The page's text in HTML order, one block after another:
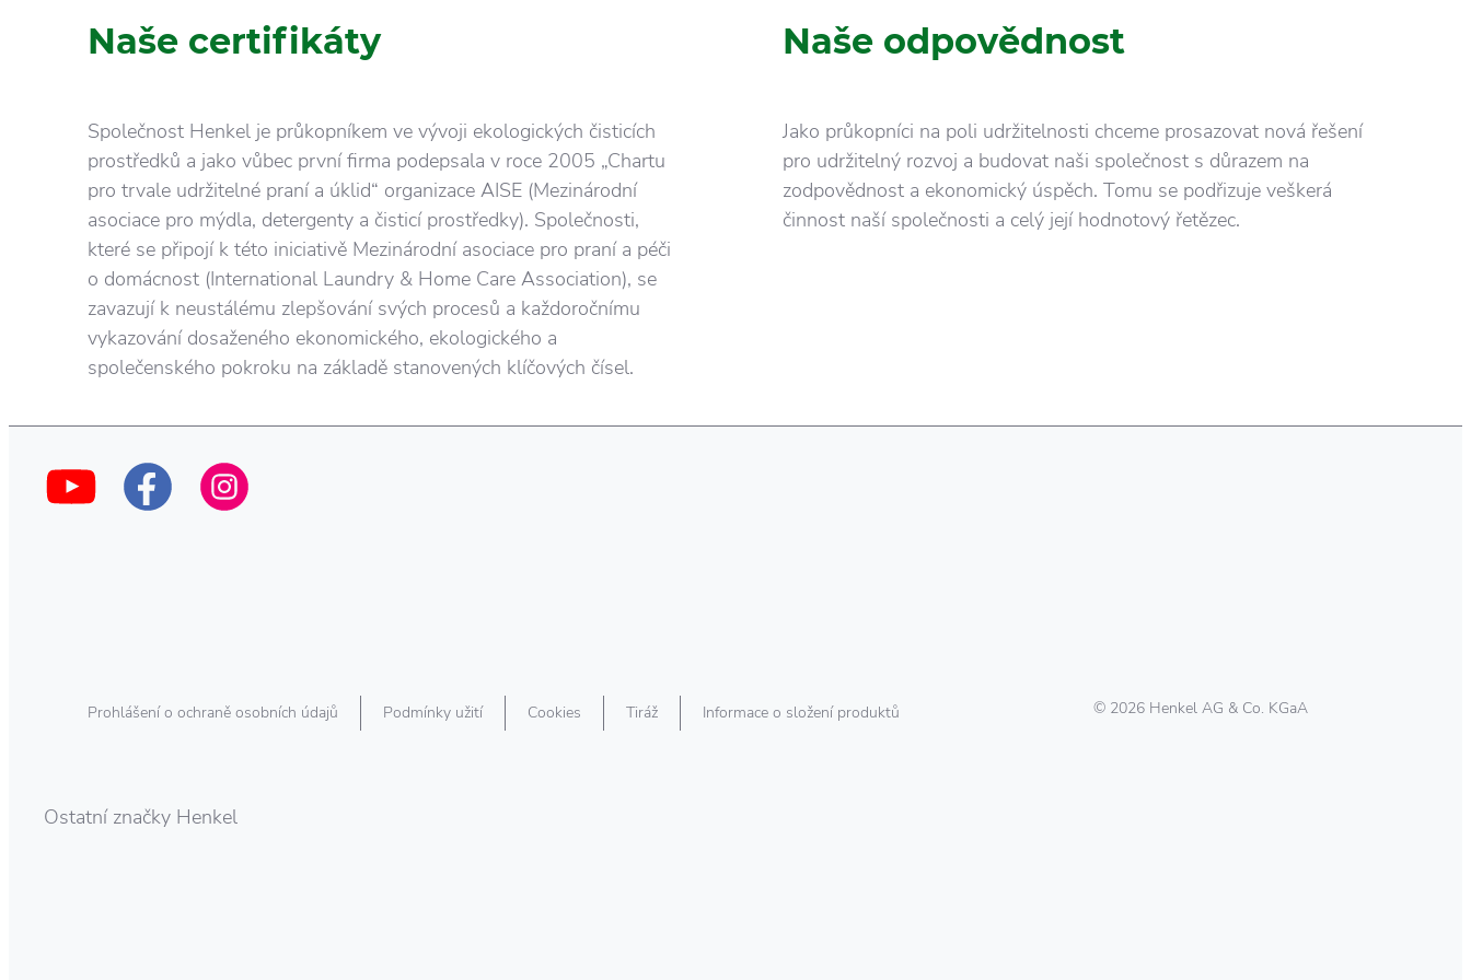
Naše certifikáty
Společnost Henkel je průkopníkem ve vývoji ekologických čisticích
prostředků a jako vůbec první firma podepsala v roce 2005 „Chartu
pro trvale udržitelné praní a úklid“ organizace AISE (Mezinárodní
asociace pro mýdla, detergenty a čisticí prostředky). Společnosti,
které se připojí k této iniciativě Mezinárodní asociace pro praní a péči
o domácnost (International Laundry & Home Care Association), se
zavazují k neustálému zlepšování svých procesů a každoročnímu
vykazování dosaženého ekonomického, ekologického a
společenského pokroku na základě stanovených klíčových čísel.
Naše odpovědnost
Jako průkopníci na poli udržitelnosti chceme prosazovat nová řešení
pro udržitelný rozvoj a budovat naši společnost s důrazem na
zodpovědnost a ekonomický úspěch. Tomu se podřizuje veškerá
činnost naší společnosti a celý její hodnotový řetězec.
Prohlášení o ochraně osobních údajů Podmínky užití Cookies Tiráž Informace o složení produktů © 2026 Henkel AG & Co. KGaA
Ostatní značky Henkel